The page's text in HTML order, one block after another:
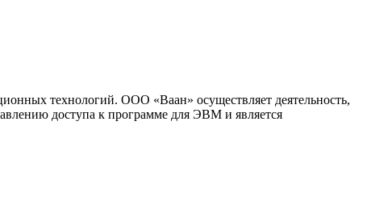
технологий. ООО «Ваан» осуществляет деятельность,
доступа к программе для ЭВМ и является